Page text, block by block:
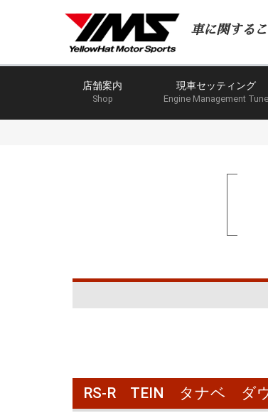
車に関する
店舗案内
Shop
現車セッティング
Engine Management Tune
RS-R TEIN タナベ ダ